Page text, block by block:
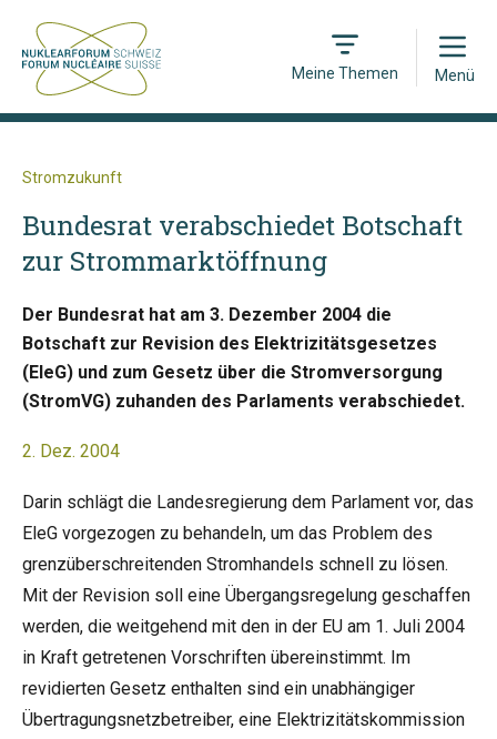
Meine Themen
Open
Menü
Stromzukunft
Bundesrat verabschiedet Botschaft
zur Strommarktöffnung
Der Bundesrat hat am 3. Dezember 2004 die
Botschaft zur Revision des Elektrizitätsgesetzes
(EleG) und zum Gesetz über die Stromversorgung
(StromVG) zuhanden des Parlaments verabschiedet.
2. Dez. 2004
Darin schlägt die Landesregierung dem Parlament vor, das
EleG vorgezogen zu behandeln, um das Problem des
grenzüberschreitenden Stromhandels schnell zu lösen.
Mit der Revision soll eine Übergangsregelung geschaffen
werden, die weitgehend mit den in der EU am 1. Juli 2004
in Kraft getretenen Vorschriften übereinstimmt. Im
revidierten Gesetz enthalten sind ein unabhängiger
Übertragungsnetzbetreiber, eine Elektrizitätskommission